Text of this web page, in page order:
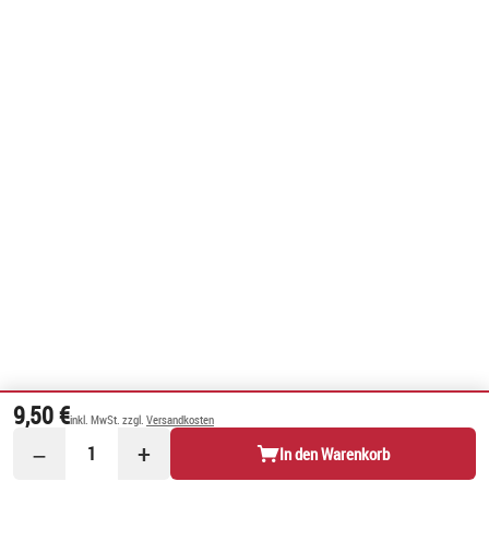
9,50 €inkl. MwSt. zzgl. Versandkosten
− 1 + In den Warenkorb